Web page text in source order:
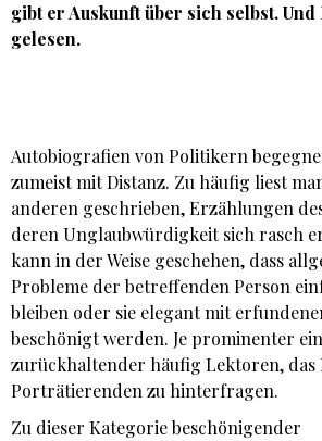
gibt er Auskunft über sich selbst.
gelesen.
Autobiografien von Politikern
zumeist mit Distanz. Zu häufig liest
anderen geschrieben, Erzählungen
deren Unglaubwürdigkeit sich rasch
kann in der Weise geschehen, dass
Probleme der betreffenden Person
bleiben oder sie elegant mit
beschönigt werden. Je prominenter
zurückhaltender häufig Lektoren, das
Porträtierenden zu hinterfragen.
Zu dieser Kategorie beschönigender